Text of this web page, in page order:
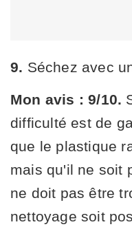
9. Séchez avec
Mon avis : 9/10.
difficulté est de
que le plastique
mais qu'il ne soit
ne doit pas être
nettoyage soit